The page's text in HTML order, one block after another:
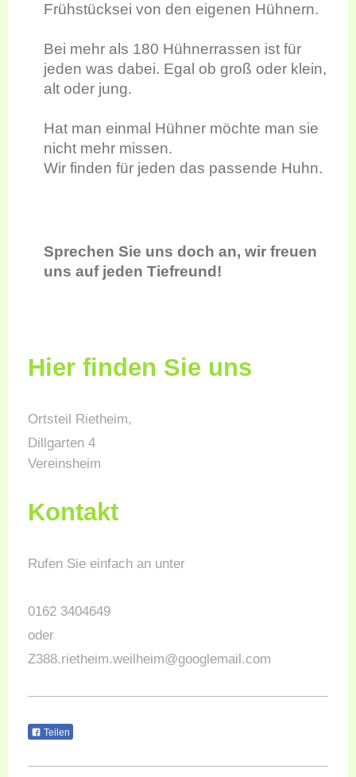
Frühstücksei von den eigenen Hühnern.
Bei mehr als 180 Hühnerrassen ist für
jeden was dabei. Egal ob groß oder klein,
alt oder jung.
Hat man einmal Hühner möchte man sie
nicht mehr missen.
Wir finden für jeden das passende Huhn.
Sprechen Sie uns doch an, wir freuen
uns auf jeden Tiefreund!
Hier finden Sie uns
Ortsteil Rietheim,
Dillgarten 4
Vereinsheim
Kontakt
Rufen Sie einfach an unter
0162 3404649
oder
Z388.rietheim.weilheim@googlemail.com
Teilen